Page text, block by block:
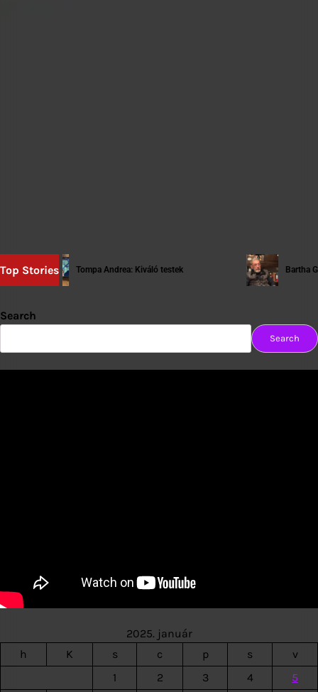
Top StoriesTompa Andrea: Kiváló testek Bartha György:
Search
Search
2025. január
h
K s c p s
v
1
2 3 4 5